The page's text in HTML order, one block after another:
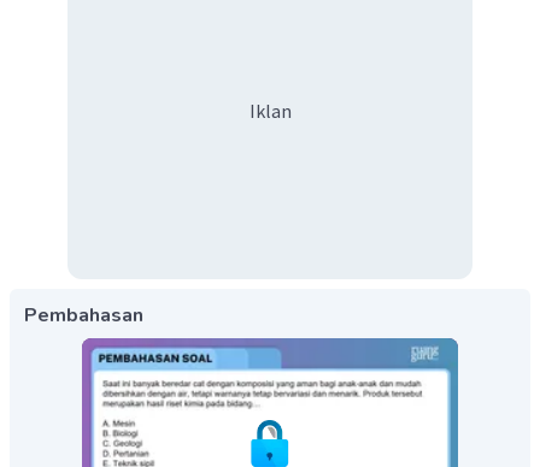
Iklan
Pembahasan